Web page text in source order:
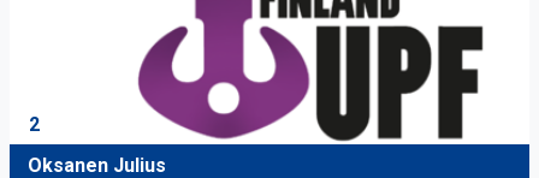
2
Oksanen Julius